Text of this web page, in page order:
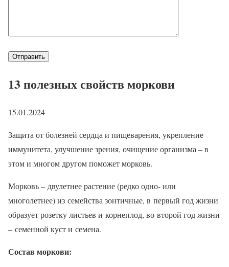
13 полезных свойств моркови
15.01.2024
Защита от болезней сердца и пищеварения, укрепление
иммунитета, улучшение зрения, очищение организма – в
этом и многом другом поможет морковь.
Морковь – двулетнее растение (редко одно- или
многолетнее) из семейства зонтичные, в первый год жизни
образует розетку листьев и корнеплод, во второй год жизни
– семенной куст и семена.
Состав моркови: